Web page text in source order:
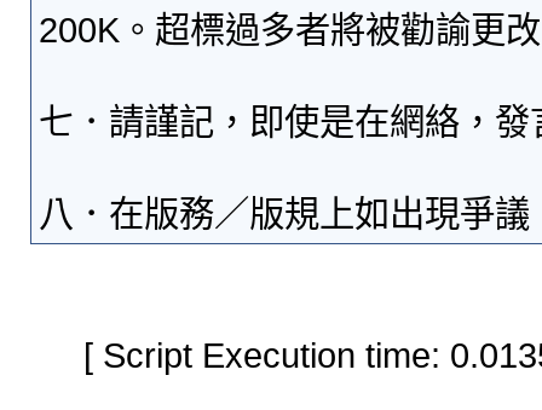
200K。超標過多者將被勸諭更
七．請謹記，即使是在網絡，
八．在版務／版規上如出現爭
[ Script Execution time: